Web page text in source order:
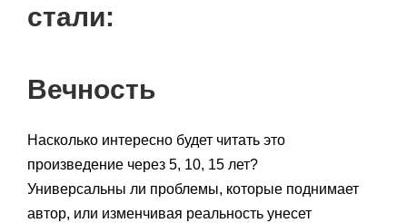
стали:
Вечность
Насколько интересно будет читать это
произведение через 5, 10, 15 лет?
Универсальны ли проблемы, которые поднимает
автор, или изменчивая реальность унесет